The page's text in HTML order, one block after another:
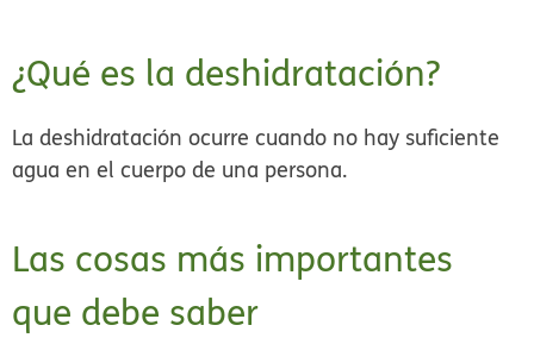
¿Qué es la deshidratación?
La deshidratación ocurre cuando no hay suficiente
agua en el cuerpo de una persona.
Las cosas más importantes
que debe saber